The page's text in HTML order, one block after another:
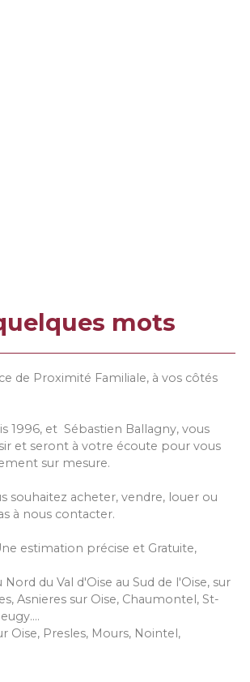
mots
de Proximité Familiale, à vos côtés
1996, et Sébastien Ballagny, vous
et seront à votre écoute pour vous
sur mesure.
souhaitez acheter, vendre, louer ou
à nous contacter.
estimation précise et Gratuite,
du Val d'Oise au Sud de l'Oise, sur
Asnieres sur Oise, Chaumontel, St-
Oise, Presles, Mours, Nointel,